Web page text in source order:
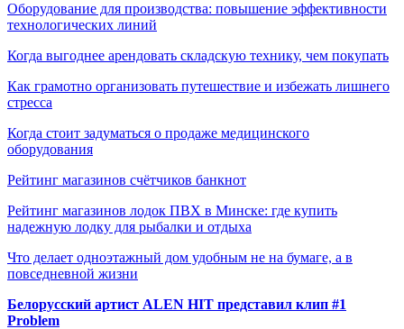
Оборудование для производства: повышение эффективности
технологических линий
Когда выгоднее арендовать складскую технику, чем покупать
Как грамотно организовать путешествие и избежать лишнего
стресса
Когда стоит задуматься о продаже медицинского
оборудования
Рейтинг магазинов счётчиков банкнот
Рейтинг магазинов лодок ПВХ в Минске: где купить
надежную лодку для рыбалки и отдыха
Что делает одноэтажный дом удобным не на бумаге, а в
повседневной жизни
Белорусский артист ALEN HIT представил клип #1
Problem